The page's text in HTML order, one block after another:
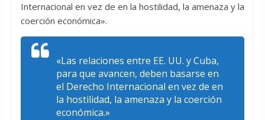
Internacional en vez de en la hostilidad, la amenaza y la
coerción económica».
«Las relaciones entre EE. UU. y Cuba,
para que avancen, deben basarse en
el Derecho Internacional en vez de en
la hostilidad, la amenaza y la coerción
económica.»